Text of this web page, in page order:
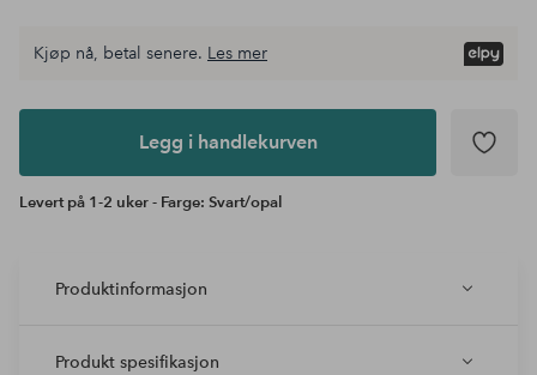
Legg i
Kjøp nå, betal senere. Les mer
Legg i handlekurven
Levert på 1-2 uker - Farge: Svart/opal
Produktinformasjon
Produkt spesifikasjon